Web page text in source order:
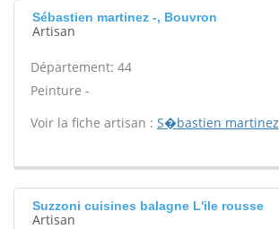
Sébastien martinez -, Bouvron
Artisan
Département: 44
Peinture -
Voir la fiche artisan : S�bastien martinez
Suzzoni cuisines balagne L'ile rousse
Artisan